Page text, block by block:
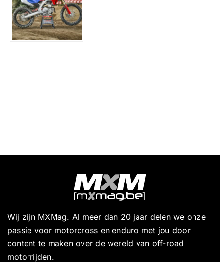
Wij zijn MXMag. Al meer dan 20 jaar delen we onze
passie voor motorcross en enduro met jou door
content te maken over de wereld van off-road
motorrijden.